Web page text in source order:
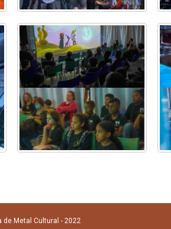
de Metal Cultural - 2022